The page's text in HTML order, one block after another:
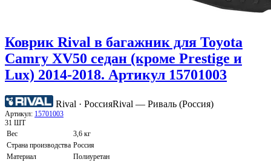
Коврик Rival в багажник для Toyota
Camry XV50 седан (кроме Prestige и
Lux) 2014-2018. Артикул 15701003
Rival · РоссияRival — Риваль (Россия)
Артикул: 15701003
31 ШТ
Вес
3,6 кг
Страна производства Россия
Материал
Полиуретан